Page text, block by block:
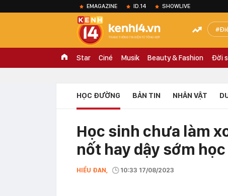
EMAGAZINE ID.14 SHOWLIVE
Star Ciné Musik Beauty & Fashion Đời
HỌC ĐƯỜNG BẢN TIN NHÂN VẬT
Học sinh chưa làm
nốt hay dậy sớm
HIỂU ĐAN, 10:33 17/08/2023